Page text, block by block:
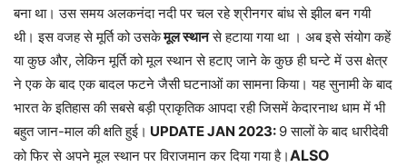
बना था। उस समय अलकनंदा नदी पर चल रहे श्रीनगर बांध से झील बन गयी
थी। इस वजह से मूर्ति को उसकेमूल स्थानसे हटाया गया था । अब इसे संयोग कहें
या कुछ और, लेकिन मूर्ति को मूल स्थान से हटाए जाने के कुछ ही घन्टे में उस क्षेत्र
ने एक के बाद एक बादल फटने जैसी घटनाओं का सामना किया। यह सुनामी के बाद
भारत के इतिहास की सबसे बड़ी प्राकृतिक आपदा रही जिसमें केदारनाथ धाम में भी
बहुत जान-माल की क्षति हुई। UPDATE JAN 2023: 9 सालों के बाद धारीदेवी
को फिर से अपने मूल स्थान पर विराजमान कर दिया गया है।ALSO